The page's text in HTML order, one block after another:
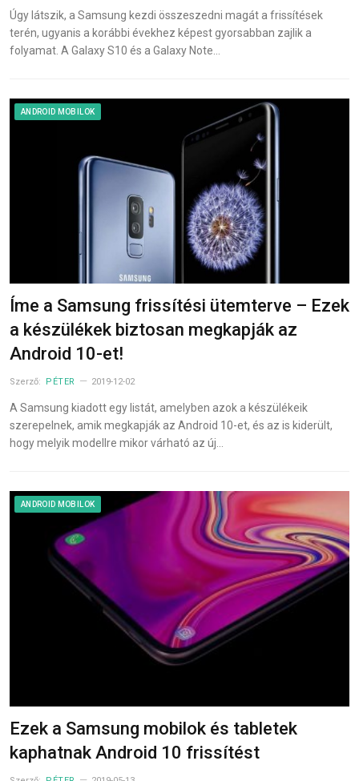
Úgy látszik, a Samsung kezdi összeszedni magát a frissítések
terén, ugyanis a korábbi évekhez képest gyorsabban zajlik a
folyamat. A Galaxy S10 és a Galaxy Note…
ANDROID MOBILOK
Íme a Samsung frissítési ütemterve – Ezek
a készülékek biztosan megkapják az
Android 10-et!
Szerző: PÉTER 2019-12-02
A Samsung kiadott egy listát, amelyben azok a készülékeik
szerepelnek, amik megkapják az Android 10-et, és az is kiderült,
hogy melyik modellre mikor várható az új…
ANDROID MOBILOK
Ezek a Samsung mobilok és tabletek
kaphatnak Android 10 frissítést